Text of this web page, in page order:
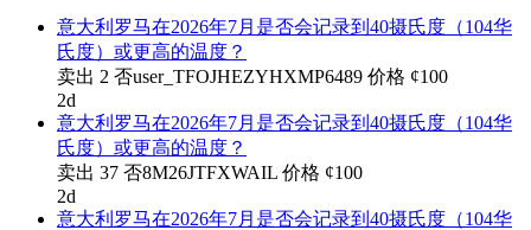
意大利罗马在2026年7月是否会记录到40摄氏度（104华
氏度）或更高的温度？
卖出 2 否user_TFOJHEZYHXMP6489 价格 ¢100
2d
意大利罗马在2026年7月是否会记录到40摄氏度（104华
氏度）或更高的温度？
卖出 37 否8M26JTFXWAIL 价格 ¢100
2d
意大利罗马在2026年7月是否会记录到40摄氏度（104华